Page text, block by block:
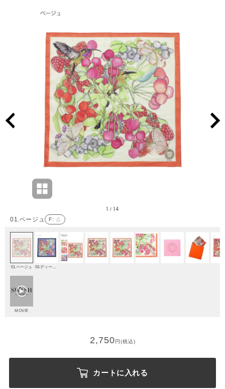
01.ベージュ F: △
1 /14
01.ベージュ
MOVIE
2,750円(税込)
カートに入れる